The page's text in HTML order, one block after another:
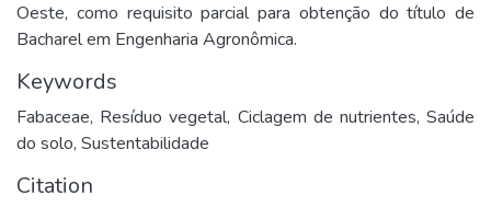
Oeste, como requisito parcial para obtenção do título de
Bacharel em Engenharia Agronômica.
Keywords
Fabaceae, Resíduo vegetal, Ciclagem de nutrientes,Saúde
do solo, Sustentabilidade
Citation